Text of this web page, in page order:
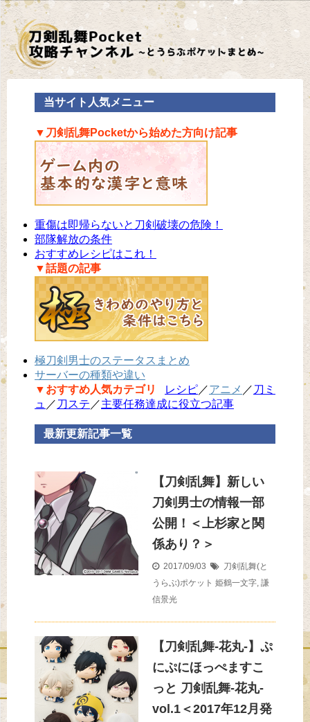
当サイト人気メニュー
▼刀剣乱舞Pocketから始めた方向け記事
重傷は即帰らないと刀剣破壊の危険！
部隊解放の条件
おすすめレシピはこれ！
▼話題の記事
極刀剣男士のステータスまとめ
サーバーの種類や違い
▼おすすめ人気カテゴリ
レシピ／アニメ ／ 刀ミ
ュ ／ 刀ステ ／主要任務達成に役立つ記事
最新更新記事一覧
【刀剣乱舞】新しい
刀剣男士の情報一部
公開！＜上杉家と関
係あり？＞
2017/09/03
刀剣乱舞(と
うらぶ)ポケット 姫鶴一文字, 謙
信景光
【刀剣乱舞-花丸-】ぷ
にぷにほっぺますこ
っと 刀剣乱舞-花丸-
vol.1＜2017年12月発